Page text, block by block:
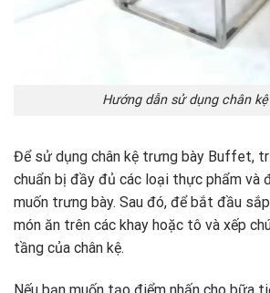
Hướng dẫn sử dụng chân
Để sử dụng chân kệ trưng bày Buffet,
chuẩn bị đầy đủ các loại thực phẩm và
muốn trưng bày. Sau đó, để bắt đầu
món ăn trên các khay hoặc tô và xếp
tầng của chân kệ.